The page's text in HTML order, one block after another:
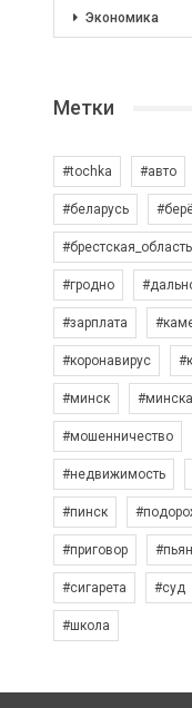
Экономика
Метки
#tochka #авто
#беларусь
#брестская_область
#гродно
#зарплата
#коронавирус
#минск
#мошенничество
#недвижимость
#пинск
#приговор
#сигарета #суд
#школа